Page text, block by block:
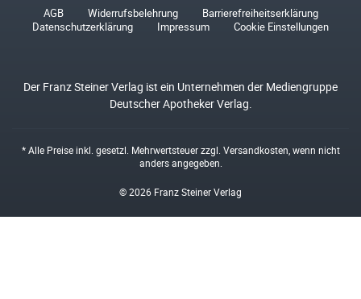
AGB Widerrufsbelehrung
Barrierefreiheitserklärung
Datenschutzerklärung
Impressum Cookie Einstellungen
Der Franz Steiner Verlag ist ein Unternehmen der Mediengruppe
Deutscher Apotheker Verlag.
* Alle Preise inkl. gesetzl. Mehrwertsteuer zzgl. Versandkosten , wenn nicht
anders angegeben.
© 2026 Franz Steiner Verlag